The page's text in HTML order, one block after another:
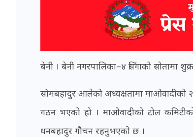
बेनी । बेनी नगरपालिका–४ सिंगाको सोतामा
सोमबहादुर आलेको अध्यक्षतामा माओवादीको
गठन भएको हो । माओवादीको टोल
धनबहादुर गौचन रहनुभएको छ ।